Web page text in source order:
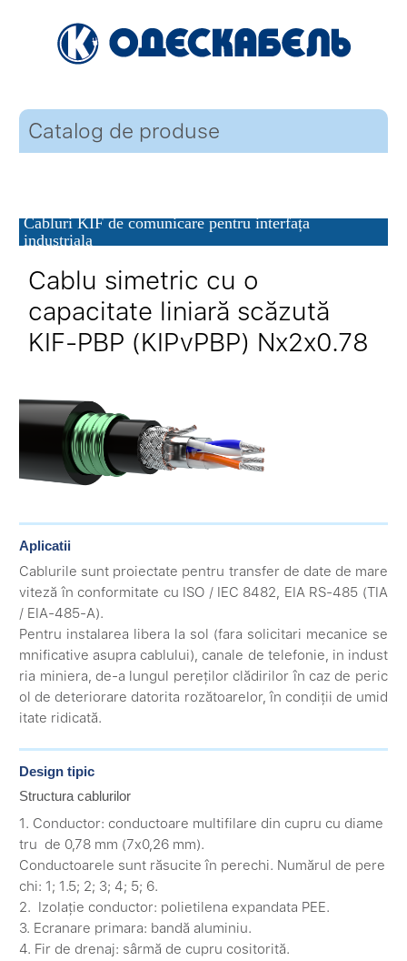
Catalog de produse
Cabluri KIF de comunicare pentru interfața
industriala
Cablu simetric cu o
capacitate liniară scăzută
KIF-PBP (KIPvPBP) Nx2x0.78
Aplicatii
Cablurile sunt proiectate pentru transfer de date de mare
viteză în conformitate cu ISO / IEC 8482, EIA RS-485 (TIA
/ EIA-485-A).
Pentru instalarea libera la sol (fara solicitari mecanice se
mnificative asupra cablului), canale de telefonie, in indust
ria miniera, de-a lungul pereților clădirilor în caz de peric
ol de deteriorare datorita rozătoarelor, în condiții de umid
itate ridicată.
Design tipic
Structura cablurilor
1. Conductor: conductoare multifilare din cupru cu diame
tru de 0,78 mm (7x0,26 mm).
Conductoarele sunt răsucite în perechi. Numărul de pere
chi: 1; 1.5; 2; 3; 4; 5; 6.
2. Izolație conductor: polietilena expandata PEE.
3. Ecranare primara: bandă aluminiu.
4. Fir de drenaj: sârmă de cupru cositorită.